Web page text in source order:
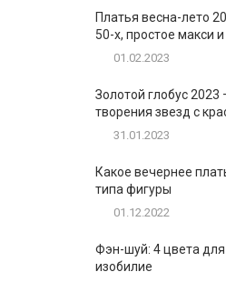
Платья весна-лето
50-х, простое макси
01.02.2023
Золотой глобус
творения звезд с
31.01.2023
Какое вечернее
типа фигуры
01.12.2022
Фэн-шуй: 4 цвета для
изобилие